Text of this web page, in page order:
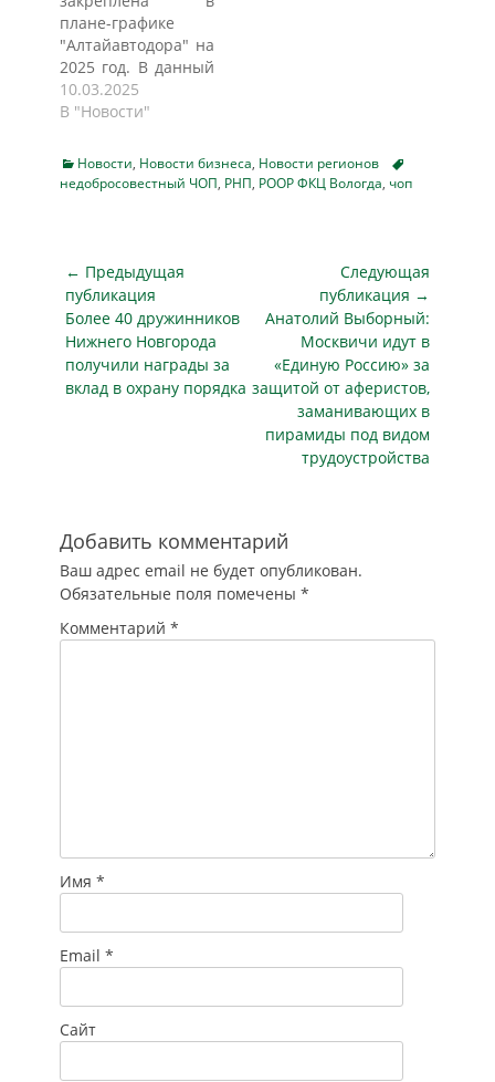
заседании
региональной
комиссии по
противодействию
нелегальной
занятости,
tvtambov.ru. В
регионе проверили
которые охраняют
ЧОП. В работе 9
предприятий…
плане-графике
"Алтайавтодора" на
2025 год. В данный
момент на
строительной
не проводятся,
пишет ТОЛК.
на 5 млн рублей. На
эти деньги хотят
нанять частное
охранное
агентство, чтобы
присматривать за
пока еще не
10.03.2025
В "Новости"
Categories
Новости, Новости бизнеса, Новости регионов
Tags
недобросовестный ЧОП, РНП, РООР ФКЦ Вологда, чоп
Навигация
по
записям
← Предыдущая
публикация
Предыдущая
публикация
Более 40 дружинников
Нижнего Новгорода
получили награды за
вклад в охрану порядка
Следующая
публикация →
Следующая
публикация
Анатолий Выборный:
Москвичи идут в
«Единую Россию» за
защитой от аферистов,
заманивающих в
пирамиды под видом
трудоустройства
Добавить комментарий
Ваш адрес email не будет опубликован.
Обязательные поля помечены *
Комментарий *
Имя *
Email *
Сайт